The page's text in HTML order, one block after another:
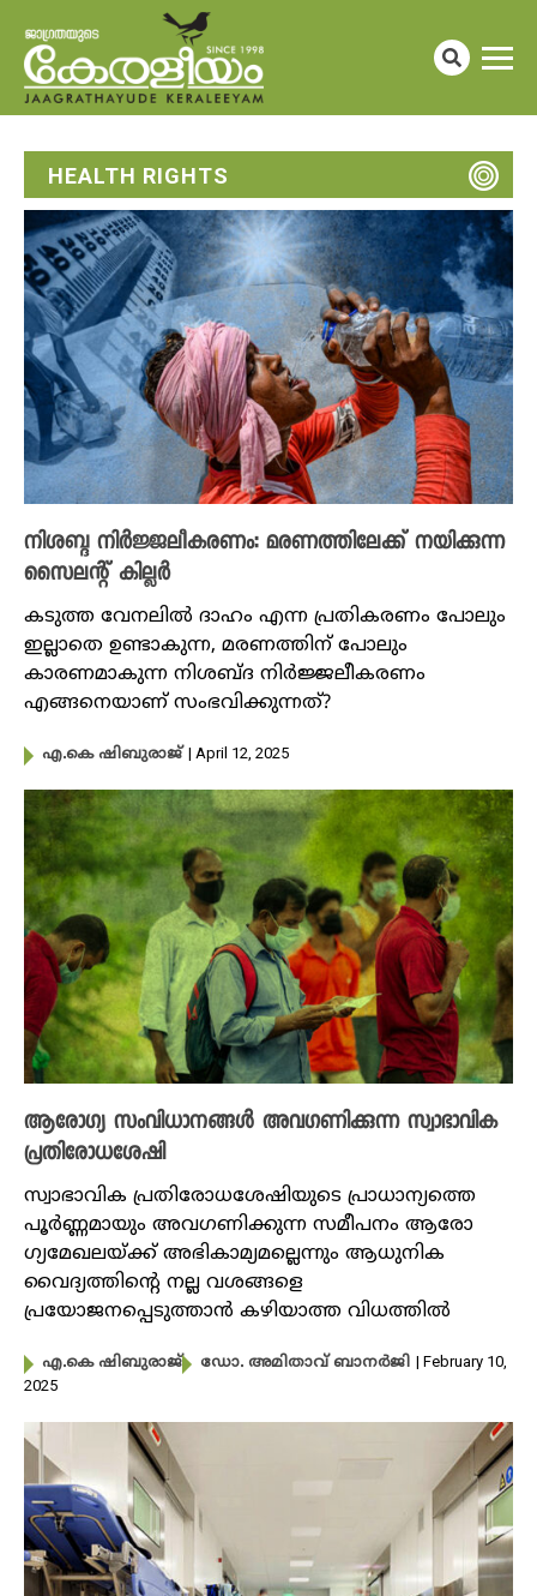
HEALTH RIGHTS
നിശബ്ദ നിർജ്ജലീകരണം: മരണത്തിലേക്ക് നയിക്കുന്ന
സൈലന്റ് കില്ലർ
കടുത്ത വേനലിൽ ദാഹം എന്ന പ്രതികരണം പോലും
ഇല്ലാതെ ഉണ്ടാകുന്ന, മരണത്തിന് പോലും
കാരണമാകുന്ന നിശബ്ദ നിർജ്ജലീകരണം
എങ്ങനെയാണ് സംഭവിക്കുന്നത്?
എ.കെ ഷിബുരാജ് | April 12, 2025
ആരോഗ്യ സംവിധാനങ്ങൾ അവഗണിക്കുന്ന സ്വാഭാവിക
പ്രതിരോധശേഷി
സ്വാഭാവിക പ്രതിരോധശേഷിയുടെ പ്രാധാന്യത്തെ
പൂർണ്ണമായും അവഗണിക്കുന്ന സമീപനം ആരോ​
ഗ്യമേഖലയ്ക്ക് അഭികാമ്യമല്ലെന്നും ആധുനിക
വൈദ്യത്തിന്റെ നല്ല വശങ്ങളെ
പ്രയോജനപ്പെടുത്താൻ കഴിയാത്ത വിധത്തിൽ
എ.കെ ഷിബുരാജ് ഡോ. അമിതാവ് ബാനർജി | February 10,
2025